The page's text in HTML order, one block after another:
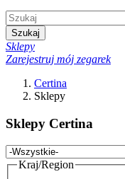
Szukaj
Sklepy
Zarejestruj mój zegarek
Certina
Sklepy
Sklepy Certina
Kraj/Region